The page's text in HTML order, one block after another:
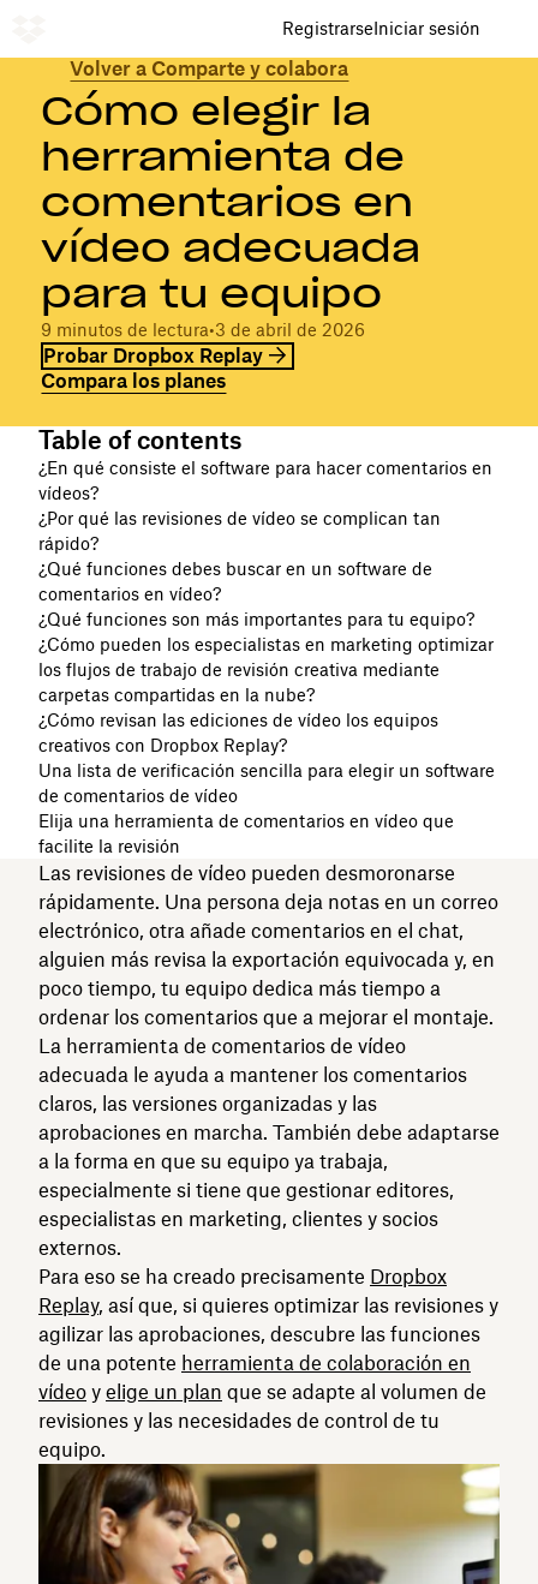
RegistrarseIniciar sesión
Volver a Comparte y colabora
Cómo elegir la
herramienta de
comentarios en
vídeo adecuada
para tu equipo
9 minutos de lectura•3 de abril de 2026
Probar Dropbox Replay
Compara los planes
Table of contents
¿En qué consiste el software para hacer comentarios en
vídeos?
¿Por qué las revisiones de vídeo se complican tan
rápido?
¿Qué funciones debes buscar en un software de
comentarios en vídeo?
¿Qué funciones son más importantes para tu equipo?
¿Cómo pueden los especialistas en marketing optimizar
los flujos de trabajo de revisión creativa mediante
carpetas compartidas en la nube?
¿Cómo revisan las ediciones de vídeo los equipos
creativos con Dropbox Replay?
Una lista de verificación sencilla para elegir un software
de comentarios de vídeo
Elija una herramienta de comentarios en vídeo que
facilite la revisión
Las revisiones de vídeo pueden desmoronarse
rápidamente. Una persona deja notas en un correo
electrónico, otra añade comentarios en el chat,
alguien más revisa la exportación equivocada y, en
poco tiempo, tu equipo dedica más tiempo a
ordenar los comentarios que a mejorar el montaje.
La herramienta de comentarios de vídeo
adecuada le ayuda a mantener los comentarios
claros, las versiones organizadas y las
aprobaciones en marcha. También debe adaptarse
a la forma en que su equipo ya trabaja,
especialmente si tiene que gestionar editores,
especialistas en marketing, clientes y socios
externos.
Para eso se ha creado precisamente Dropbox
Replay, así que, si quieres optimizar las revisiones y
agilizar las aprobaciones, descubre las funciones
de una potente herramienta de colaboración en
vídeo y elige un plan que se adapte al volumen de
revisiones y las necesidades de control de tu
equipo.